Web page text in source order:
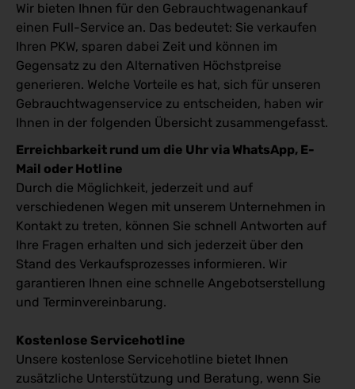
Wir bieten Ihnen für den Gebrauchtwagenankauf
einen Full-Service an. Das bedeutet: Sie verkaufen
Ihren PKW, sparen dabei Zeit und können im
Gegensatz zu den Alternativen Höchstpreise
generieren. Welche Vorteile es hat, sich für unseren
Gebrauchtwagenservice zu entscheiden, haben wir
Ihnen in der folgenden Übersicht zusammengefasst.
Erreichbarkeit rund um die Uhr via WhatsApp, E-
Mail oder Hotline
Durch die Möglichkeit, jederzeit und auf
verschiedenen Wegen mit unserem Unternehmen in
Kontakt zu treten, können Sie schnell Antworten auf
Ihre Fragen erhalten und sich jederzeit über den
Stand des Verkaufsprozesses informieren. Wir
garantieren Ihnen eine schnelle Angebotserstellung
und Terminvereinbarung.
Kostenlose Servicehotline
Unsere kostenlose Servicehotline bietet Ihnen
zusätzliche Unterstützung und Beratung, wenn Sie